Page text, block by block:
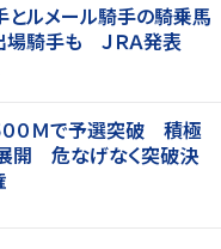
とルメール騎手の騎乗馬
騎手も ＪＲＡ発表
００Ｍで予選突破 積極
開 危なげなく突破決